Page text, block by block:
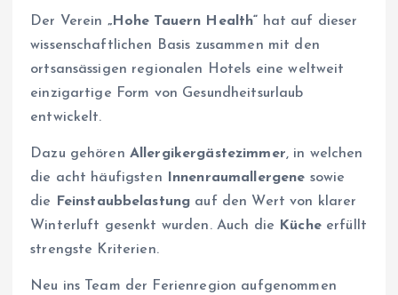
Der Verein „Hohe Tauern Health“ hat auf dieser
wissenschaftlichen Basis zusammen mit den
ortsansässigen regionalen Hotels eine weltweit
einzigartige Form von Gesundheitsurlaub
entwickelt.
Dazu gehören Allergikergästezimmer, in welchen
die acht häufigsten Innenraumallergene sowie
die Feinstaubbelastung auf den Wert von klarer
Winterluft gesenkt wurden. Auch die Kücheerfüllt
strengste Kriterien.
Neu ins Team der Ferienregion aufgenommen